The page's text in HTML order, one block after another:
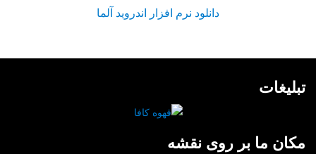
دانلود نرم افزار اندروید آلما
تبلیغات
مکان ما بر روی نقشه